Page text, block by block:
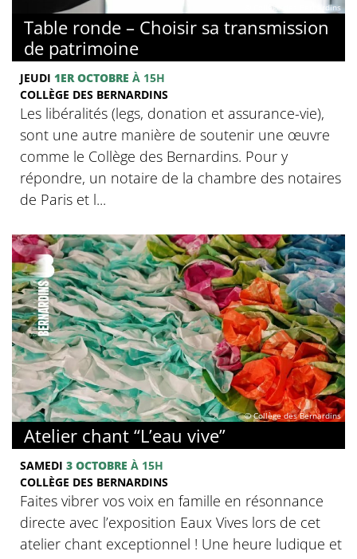
© Collège des Bernardins
Table ronde – Choisir sa transmission
de patrimoine
JEUDI 1ER OCTOBRE À 15H
COLLÈGE DES BERNARDINS
Les libéralités (legs, donation et assurance-vie),
sont une autre manière de soutenir une œuvre
comme le Collège des Bernardins. Pour y
répondre, un notaire de la chambre des notaires
de Paris et l...
© Collège des Bernardins
Atelier chant “L’eau vive”
SAMEDI 3 OCTOBRE À 15H
COLLÈGE DES BERNARDINS
Faites vibrer vos voix en famille en résonnance
directe avec l’exposition Eaux Vives lors de cet
atelier chant exceptionnel ! Une heure ludique et